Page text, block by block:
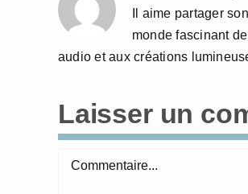
Il aime partager
monde fascinant
audio et aux créations
Laisser un
Commentaire